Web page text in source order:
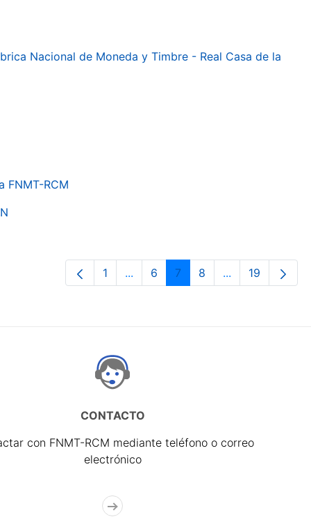
Nacional de Moneda y Timbre - Real Casa de la
FNMT-RCM
Página
1 ...Páginas intermedias Use TAB
Página
6 Página
7 Página
8 ...PáginasPágina
19
CONTACTO
con FNMT-RCM mediante teléfono o correo
electrónico